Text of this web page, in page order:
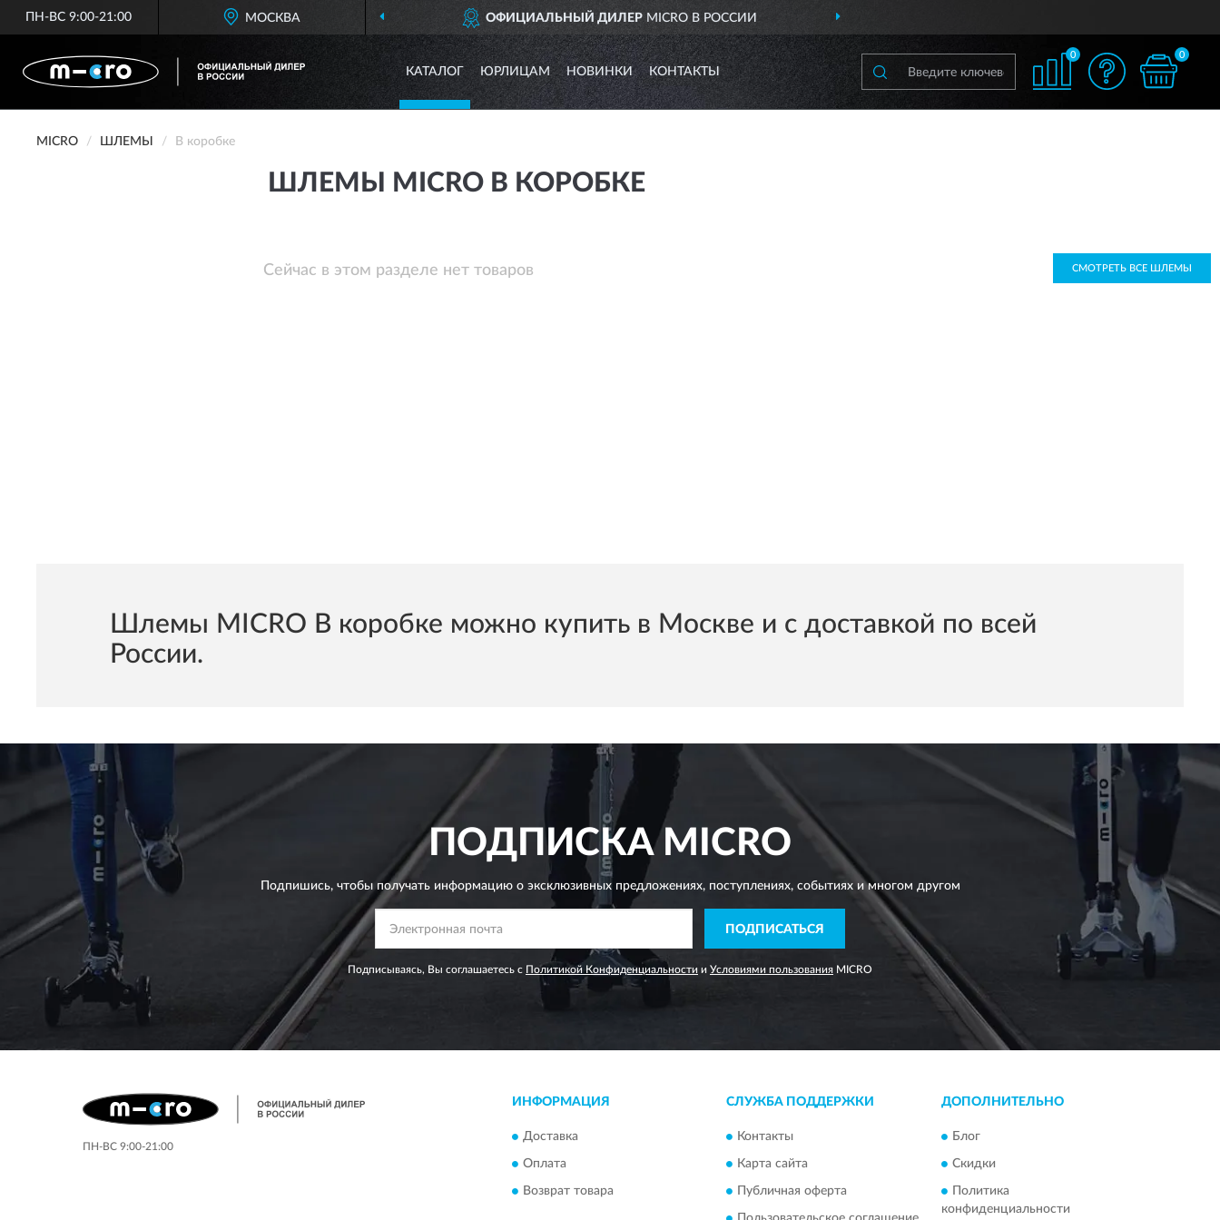
ПН-ВС 9:00-21:00 МОСКВА ОФИЦИАЛЬНЫЙ ДИЛЕР MICRO В РОССИИ
КАТАЛОГ ЮРЛИЦАМ НОВИНКИ КОНТАКТЫ
0 0
MICRO ШЛЕМЫ В коробке
ШЛЕМЫ MICRO В КОРОБКЕ
Сейчас в этом разделе нет товаров СМОТРЕТЬ ВСЕ ШЛЕМЫ
Шлемы MICRO В коробке можно купить в Москве и с доставкой по всей
России.
ПОДПИСКАMICRO
Подпишись, чтобы получать информацию о эксклюзивных предложениях,поступлениях, событиях и многом другом
ПОДПИСАТЬСЯ
Подписываясь, Вы соглашаетесь с Политикой Конфиденциальности и Условиями пользования MICRO
ПН-ВС 9:00-21:00
ИНФОРМАЦИЯ
Доставка
Оплата
Возврат товара
СЛУЖБА ПОДДЕРЖКИ
Контакты
Карта сайта
Публичная оферта
ДОПОЛНИТЕЛЬНО
Блог
Скидки
Политика
конфиденциальности